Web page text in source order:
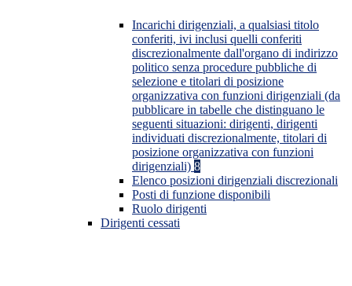
Incarichi dirigenziali, a qualsiasi titolo
conferiti, ivi inclusi quelli conferiti
discrezionalmente dall'organo di indirizzo
politico senza procedure pubbliche di
selezione e titolari di posizione
organizzativa con funzioni dirigenziali (da
pubblicare in tabelle che distinguano le
seguenti situazioni: dirigenti, dirigenti
individuati discrezionalmente, titolari di
posizione organizzativa con funzioni
dirigenziali) 8
Elenco posizioni dirigenziali discrezionali
Posti di funzione disponibili
Ruolo dirigenti
Dirigenti cessati